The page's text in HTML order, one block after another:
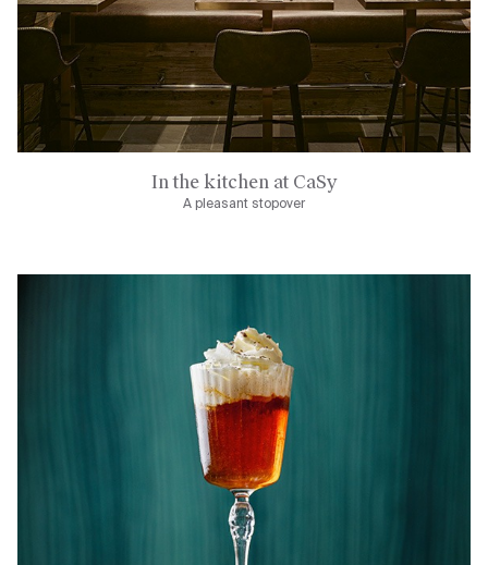
In the kitchen at CaSy
A pleasant stopover